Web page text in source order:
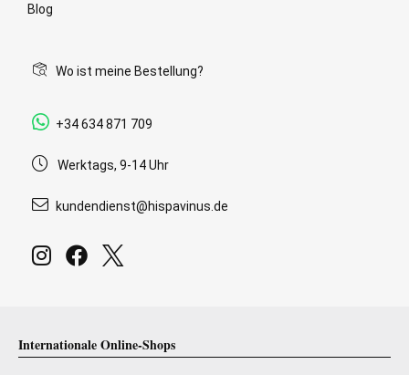
Blog
Wo ist meine Bestellung?
+34 634 871 709
Werktags, 9-14 Uhr
kundendienst@hispavinus.de
Internationale Online-Shops